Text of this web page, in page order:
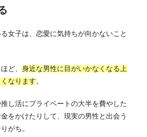
女子は、恋愛に気持ちが向かないこと
ど、 身近な男性に目がいかなくなる上
なります。
し活にプライベートの大半を費やした
をかけたりして、現実の男性と出会う
がち。